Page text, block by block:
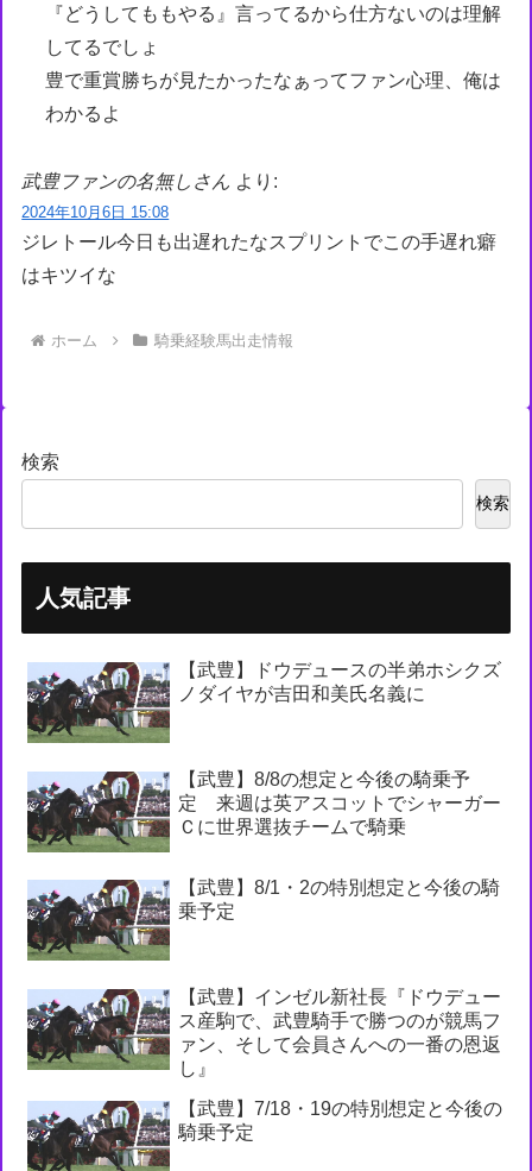
『どうしてももやる』言ってるから仕方ないのは理解
してるでしょ
豊で重賞勝ちが見たかったなぁってファン心理、俺は
わかるよ
武豊ファンの名無しさん より:
2024年10月6日 15:08
ジレトール今日も出遅れたなスプリントでこの手遅れ癖
はキツイな
ホーム 騎乗経験馬出走情報
検索
検索
人気記事
【武豊】ドウデュースの半弟ホシクズ
ノダイヤが吉田和美氏名義に
【武豊】8/8の想定と今後の騎乗予
定 来週は英アスコットでシャーガー
Ｃに世界選抜チームで騎乗
【武豊】8/1・2の特別想定と今後の騎
乗予定
【武豊】インゼル新社長『ドウデュー
ス産駒で、武豊騎手で勝つのが競馬フ
ァン、そして会員さんへの一番の恩返
し』
【武豊】7/18・19の特別想定と今後の
騎乗予定